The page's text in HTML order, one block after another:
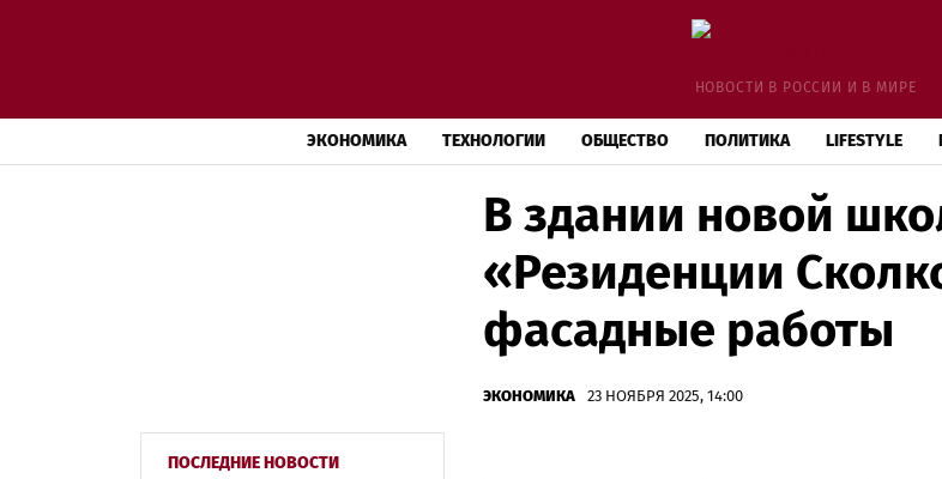
НОВОСТИ В РОССИИ И В МИРЕ
ЭКОНОМИКА ТЕХНОЛОГИИ ОБЩЕСТВО ПОЛИТИКА LIFESTYLE
В здании новой
«Резиденции
фасадные работы
ЭКОНОМИКА 23 НОЯБРЯ 2025, 14:00
ПОСЛЕДНИЕ НОВОСТИ